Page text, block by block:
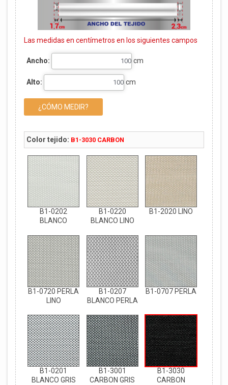
Las medidas en centímetros en los siguientes campos
Ancho: cm
Alto: cm
¿CÓMO MEDIR?
Color tejido: B1-3030 CARBON
B1-0202
BLANCO
B1-0220
BLANCO LINO
B1-2020 LINO
B1-0720 PERLA
LINO
B1-0207
BLANCO PERLA
B1-0707 PERLA
B1-0201
BLANCO GRIS
B1-3001
CARBON GRIS
B1-3030
CARBON